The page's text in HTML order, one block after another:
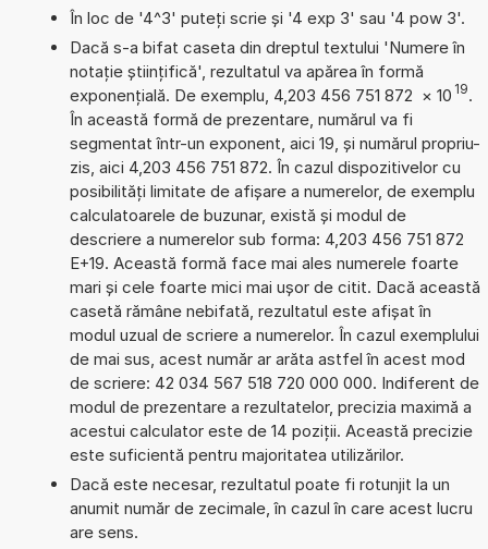
În loc de '4^3' puteți scrie și '4 exp 3' sau '4 pow 3'.
Dacă s-a bifat caseta din dreptul textului 'Numere în
notație științifică', rezultatul va apărea în formă
exponențială. De exemplu, 4,203 456 751 872 × 10 19.
În această formă de prezentare, numărul va fi
segmentat într-un exponent, aici 19, și numărul propriu-
zis, aici 4,203 456 751 872. În cazul dispozitivelor cu
posibilități limitate de afișare a numerelor, de exemplu
calculatoarele de buzunar, există și modul de
descriere a numerelor sub forma: 4,203 456 751 872
E+19. Această formă face mai ales numerele foarte
mari și cele foarte mici mai ușor de citit. Dacă această
casetă rămâne nebifată, rezultatul este afișat în
modul uzual de scriere a numerelor. În cazul exemplului
de mai sus, acest număr ar arăta astfel în acest mod
de scriere: 42 034 567 518 720 000 000. Indiferent de
modul de prezentare a rezultatelor, precizia maximă a
acestui calculator este de 14 poziții. Această precizie
este suficientă pentru majoritatea utilizărilor.
Dacă este necesar, rezultatul poate fi rotunjit la un
anumit număr de zecimale, în cazul în care acest lucru
are sens.